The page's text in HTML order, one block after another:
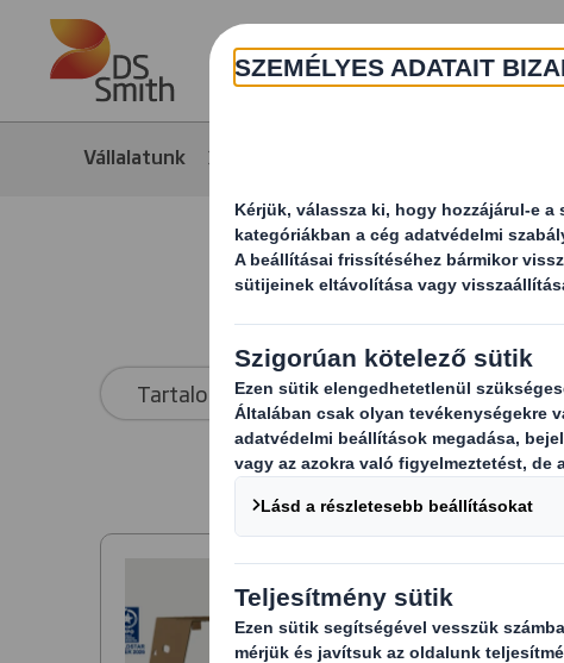
Skip to main content
Vállalatunk
Tartalom típusa